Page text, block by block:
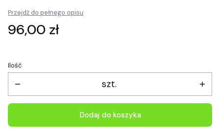
Przejdź do pełnego opisu
Cena
96,00 zł
Ilość
szt.
Dodaj do koszyka